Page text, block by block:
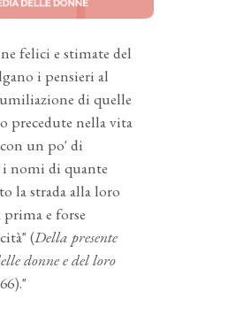
felici e stimate del
i pensieri al
di quelle
precedute nella vita
un po' di
nomi di quante
la strada alla loro
e forse
(Della presente
donne e del loro